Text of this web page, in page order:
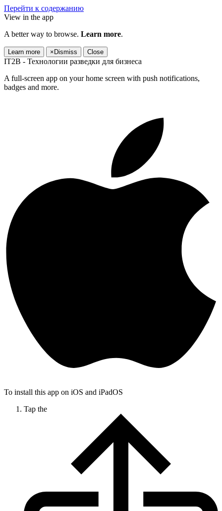
Перейти к содержанию
View in the app
A better way to browse. Learn more.
Learn more × Dismiss Close
IT2B - Технологии разведки для бизнеса
A full-screen app on your home screen with push notifications,
badges and more.
To install this app on iOS and iPadOS
Tap the